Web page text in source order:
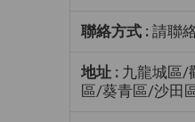
聯絡方式 : 請聯
地址 : 九龍城區/
區/葵青區/沙田